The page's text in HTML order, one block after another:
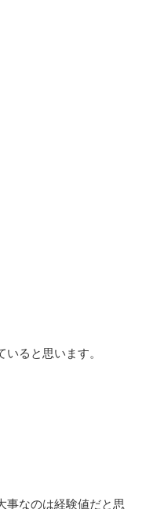
ると思います。
事なのは経験値だと思